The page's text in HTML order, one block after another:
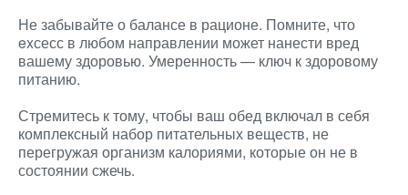
Не забывайте о балансе в рационе. Помните, что
exсесс в любом направлении может нанести вред
вашему здоровью. Умеренность — ключ к здоровому
питанию.
Стремитесь к тому, чтобы ваш обед включал в себя
комплексный набор питательных веществ, не
перегружая организм калориями, которые он не в
состоянии сжечь.